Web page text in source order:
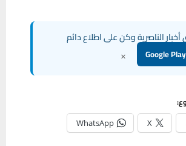
الناصرية وكن على اطلاع دائم
×
X
WhatsApp